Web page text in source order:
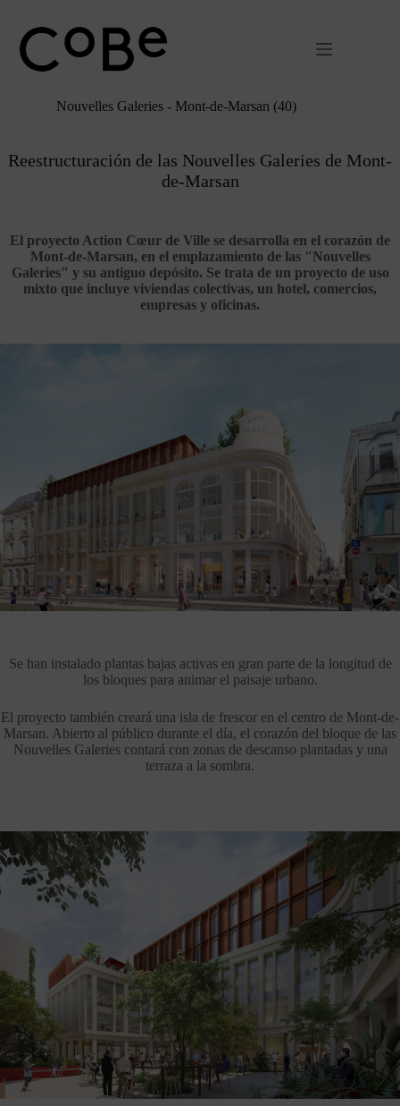
contenido
Nouvelles Galeries - Mont-de-Marsan (40)
Reestructuración de las Nouvelles Galeries de Mont-
de-Marsan
El proyecto Action Cœur de Ville se desarrolla en el corazón de
Mont-de-Marsan, en el emplazamiento de las "Nouvelles
Galeries" y su antiguo depósito. Se trata de un proyecto de uso
mixto que incluye viviendas colectivas, un hotel, comercios,
empresas y oficinas.
Se han instalado plantas bajas activas en gran parte de la longitud de
los bloques para animar el paisaje urbano.
El proyecto también creará una isla de frescor en el centro de Mont-de-
Marsan. Abierto al público durante el día, el corazón del bloque de las
Nouvelles Galeries contará con zonas de descanso plantadas y una
terraza a la sombra.